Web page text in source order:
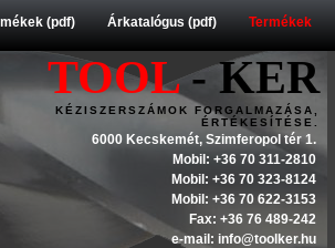
(pdf) Árkatalógus (pdf) Termékek
TOOL- KER
KÉZISZERSZÁMOK FORGALMAZÁSA,
ÉRTÉKESÍTÉSE.
6000 Kecskemét, Szimferopol tér 1.
Mobil: +36 70 311-2810
Mobil: +36 70 323-8124
Mobil: +36 70 622-3153
Fax: +36 76 489-242
e-mail: info@toolker.hu